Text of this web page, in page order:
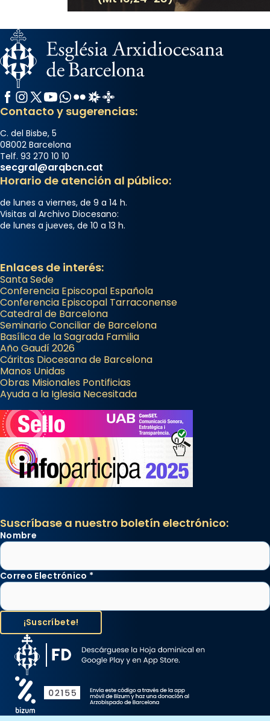
Facebook
Instagram
X / Twitter
YouTube
WhatsApp
FlickrRadio Estel
Catalunya Cristiana
Contacto y sugerencias:
C. del Bisbe, 5
08002 Barcelona
Telf. 93 270 10 10
secgral@arqbcn.cat
Horario de atención al público:
de lunes a viernes, de 9 a 14 h.
Visitas al Archivo Diocesano:
de lunes a jueves, de 10 a 13 h.
Enlaces de interés:
Santa Sede
Conferencia Episcopal Española
Conferencia Episcopal Tarraconense
Catedral de Barcelona
Seminario Conciliar de Barcelona
Basílica de la Sagrada Familia
Año Gaudí 2026
Cáritas Diocesana de Barcelona
Manos Unidas
Obras Misionales Pontificias
Ayuda a la Iglesia Necesitada
Suscríbase a nuestro boletín electrónico:
Nombre
Correo Electrónico *